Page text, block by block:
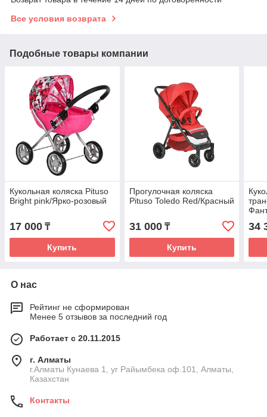
Все условия возврата
Подобные товары компании
Кукольная коляска Pituso
Bright pink/Ярко-розовый
17 000 ₸
Купить
Прогулочная коляска
Pituso Toledo Red/Красный
31 000₸
Купить
34
О нас
Рейтинг не сформирован
Менее 5 отзывов за последний год
Работает с 20.11.2015
г. Алматы
г.Алматы Кунаева 1, уг Райымбека оф.101, Алматы,
Казахстан
Контакты